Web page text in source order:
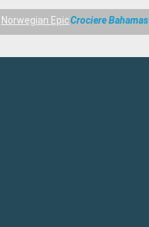
Norwegian EpicCrociere Bahamas